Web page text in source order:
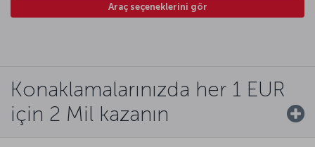
Araç seçeneklerini gör
Konaklamalarınızda her 1 EUR
için 2 Mil kazanın